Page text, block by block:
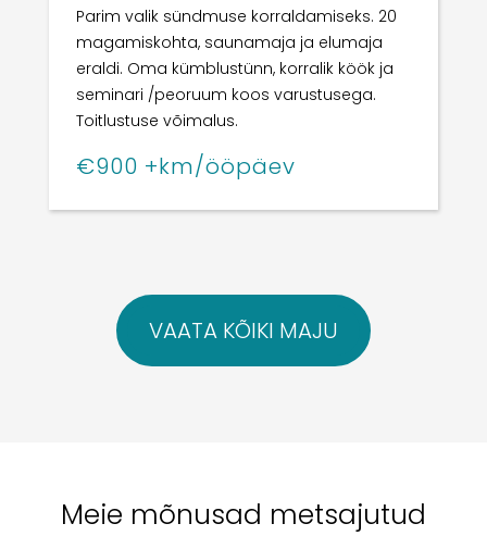
Parim valik sündmuse korraldamiseks. 20
magamiskohta, saunamaja ja elumaja
eraldi. Oma kümblustünn, korralik köök ja
seminari /peoruum koos varustusega.
Toitlustuse võimalus.
€900 +km/ööpäev
VAATA KÕIKI MAJU
Meie mõnusad metsajutud